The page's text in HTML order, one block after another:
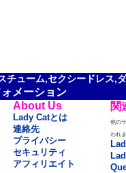
チューム,セクシードレス,
メーション
About Us
Lady Catとは
連絡先
プライバシー
セキュリティ
アフィリエイト
関
他の
われま